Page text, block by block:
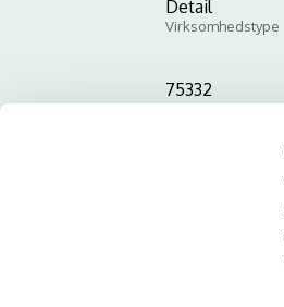
Detail
Virksomhedstype
75332
ID-nummer